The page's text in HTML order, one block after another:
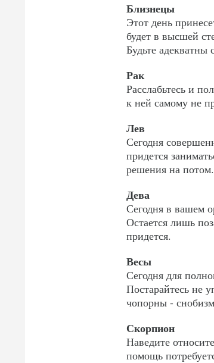
Близнецы
Этот день
будет в высшей
Будьте адекватны
Рак
Расслабьтесь и
к ней самому не
Лев
Сегодня
придется
решения на потом.
Дева
Сегодня в вашем
Остается лишь
придется.
Весы
Сегодня для
Постарайтесь не
чопорны -
Скорпион
Наведите
помощь